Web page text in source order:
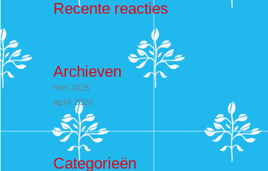
Recente reacties
Archieven
mei 2026
april 2026
Categorieën